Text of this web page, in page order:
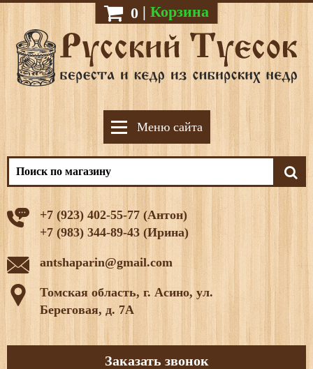
0 | Корзина
Меню сайта
+7 (923) 402-55-77 (Антон)
+7 (983) 344-89-43 (Ирина)
antshaparin@gmail.com
Томская область, г. Асино, ул.
Береговая, д. 7А
Заказать звонок